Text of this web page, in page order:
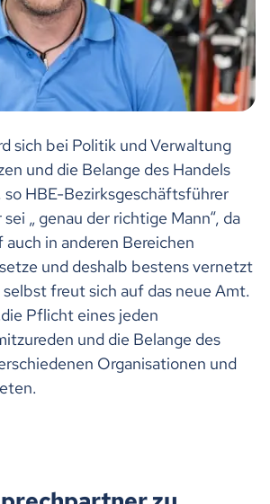
sich bei Politik und Verwaltung
und die Belange des Handels
so HBE-Bezirksgeschäftsführer
„ genau der richtige Mann“, da
auch in anderen Bereichen
und deshalb bestens vernetzt
freut sich auf das neue Amt.
Pflicht eines jeden
und die Belange des
Organisationen und